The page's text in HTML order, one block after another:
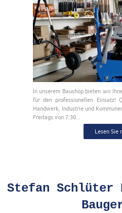
In unserem Baushop bieten wir
für den professionellen Einsatz!
Handwerk, Industrie und
Freitags von 7:30...
Lesen Sie
Stefan Schlüter